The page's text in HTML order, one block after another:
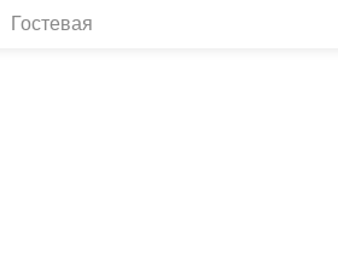
Гостевая